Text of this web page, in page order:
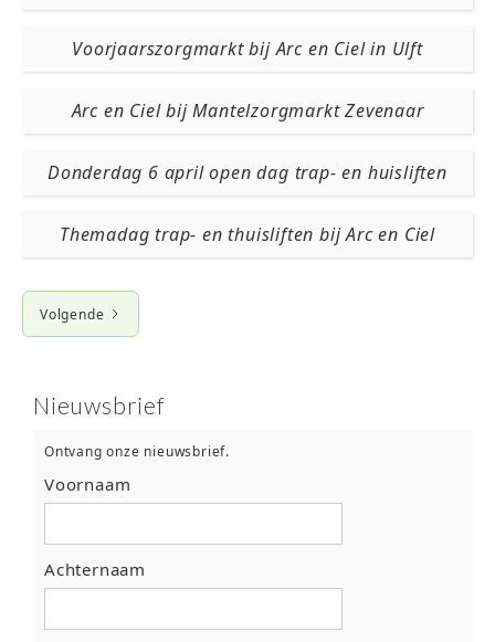
Voorjaarszorgmarkt bij Arc en Ciel in Ulft
Arc en Ciel bij Mantelzorgmarkt Zevenaar
Donderdag 6 april open dag trap- en huisliften
Themadag trap- en thuisliften bij Arc en Ciel
Volgende
Nieuwsbrief
Ontvang onze nieuwsbrief.
Voornaam
Achternaam